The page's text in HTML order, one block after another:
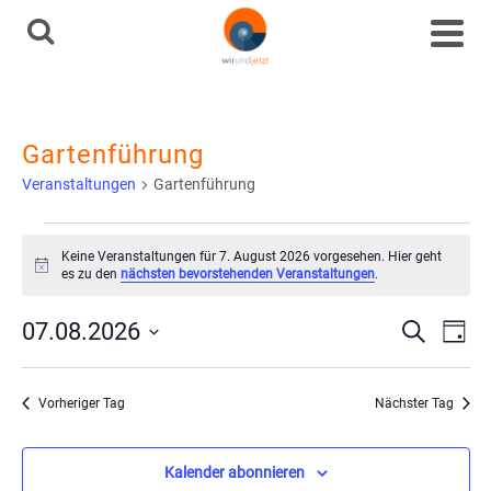
Gartenführung
Veranstaltungen Gartenführung
Veranstaltungen
7.
August
2026
Hinweis
Keine Veranstaltungen für 7. August 2026 vorgesehen. Hier geht
es zu den nächsten bevorstehenden Veranstaltungen.
und
Suche
Tag
07.08.2026
Datum
wählen.
Vorheriger Tag Nächster Tag
Kalender abonnieren